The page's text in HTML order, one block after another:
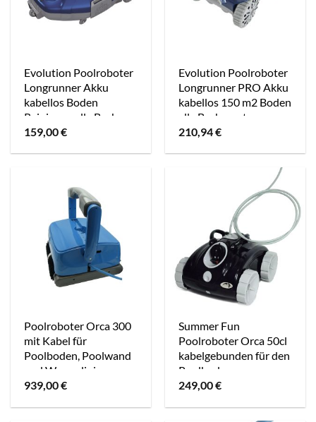
Evolution Poolroboter
Longrunner Akku
kabellos Boden
Reinigung alle Becken
Pool
159,00€
Evolution Poolroboter
Longrunner PRO Akku
kabellos 150 m2 Boden
alle Beckenarten
210,94€
Poolroboter Orca 300
mit Kabel für
Poolboden, Poolwand
und Wasserlinie
939,00€
Summer Fun
Poolroboter Orca 50cl
kabelgebunden für den
Poolboden
249,00€